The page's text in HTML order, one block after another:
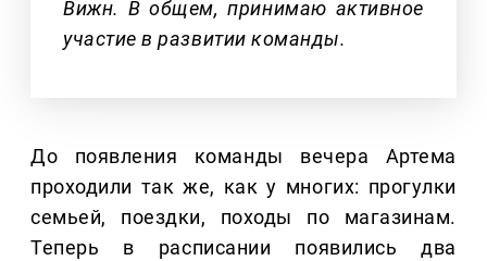
Вижн. В общем, принимаю активное
участие в развитии команды.
До появления команды вечера Артема
проходили так же, как у многих: прогулки
семьей, поездки, походы по магазинам.
Теперь в расписании появились два